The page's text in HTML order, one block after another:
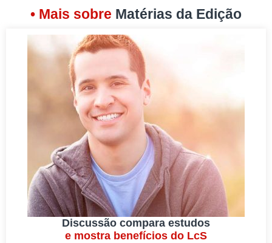
• Mais sobre Matérias da Edição
Discussão compara estudos
e mostra benefícios do LcS